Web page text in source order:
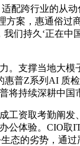
配跨行业的从动
案，惠通俗过
们持久‘正在中
支撑当地大模
普Z系列AI 质
将持续深耕中国
资取考勤阐发
公体验。CIO取
态的劣势，通